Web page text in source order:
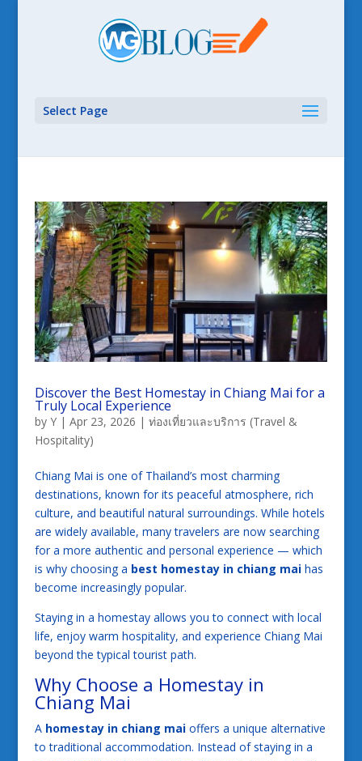
Select Page
Discover the Best Homestay in Chiang Mai for a
Truly Local Experience
by Y| Apr 23, 2026 | ท่องเที่ยวและบริการ (Travel &
Hospitality)
Chiang Mai is one of Thailand’s most charming
destinations, known for its peaceful atmosphere, rich
culture, and beautiful natural surroundings. While hotels
are widely available, many travelers are now searching
for a more authentic and personal experience — which
is why choosing a best homestay in chiang maihas
become increasingly popular.
Staying in a homestay allows you to connect with local
life, enjoy warm hospitality, and experience Chiang Mai
beyond the typical tourist path.
Why Choose a Homestay in
Chiang Mai
A homestay in chiang maioffers a unique alternative
to traditional accommodation. Instead of staying in a